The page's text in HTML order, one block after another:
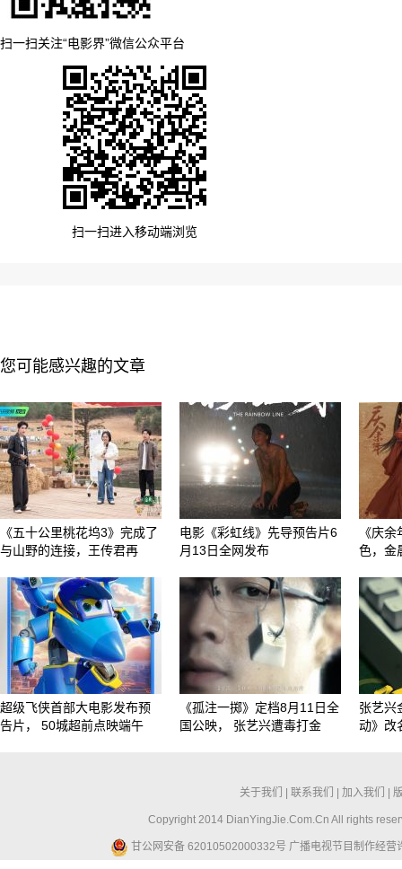
扫一扫关注“电影界”微信公众平台
扫一扫进入移动端浏览
您可能感兴趣的文章
《五十公里桃花坞3》完成了
与山野的连接，王传君再
电影《彩虹线》先导预告片6
月13日全网发布
《庆
色，金
超级飞侠首部大电影发布预
告片， 50城超前点映端午
《孤注一掷》定档8月11日全
国公映， 张艺兴遭毒打金
张艺兴
动》改
关于我们 联系我们 加入我们
Copyright 2014 DianYingJie.Com.Cn All rights
甘公网安备 62010502000332号 广播电视节目制作经